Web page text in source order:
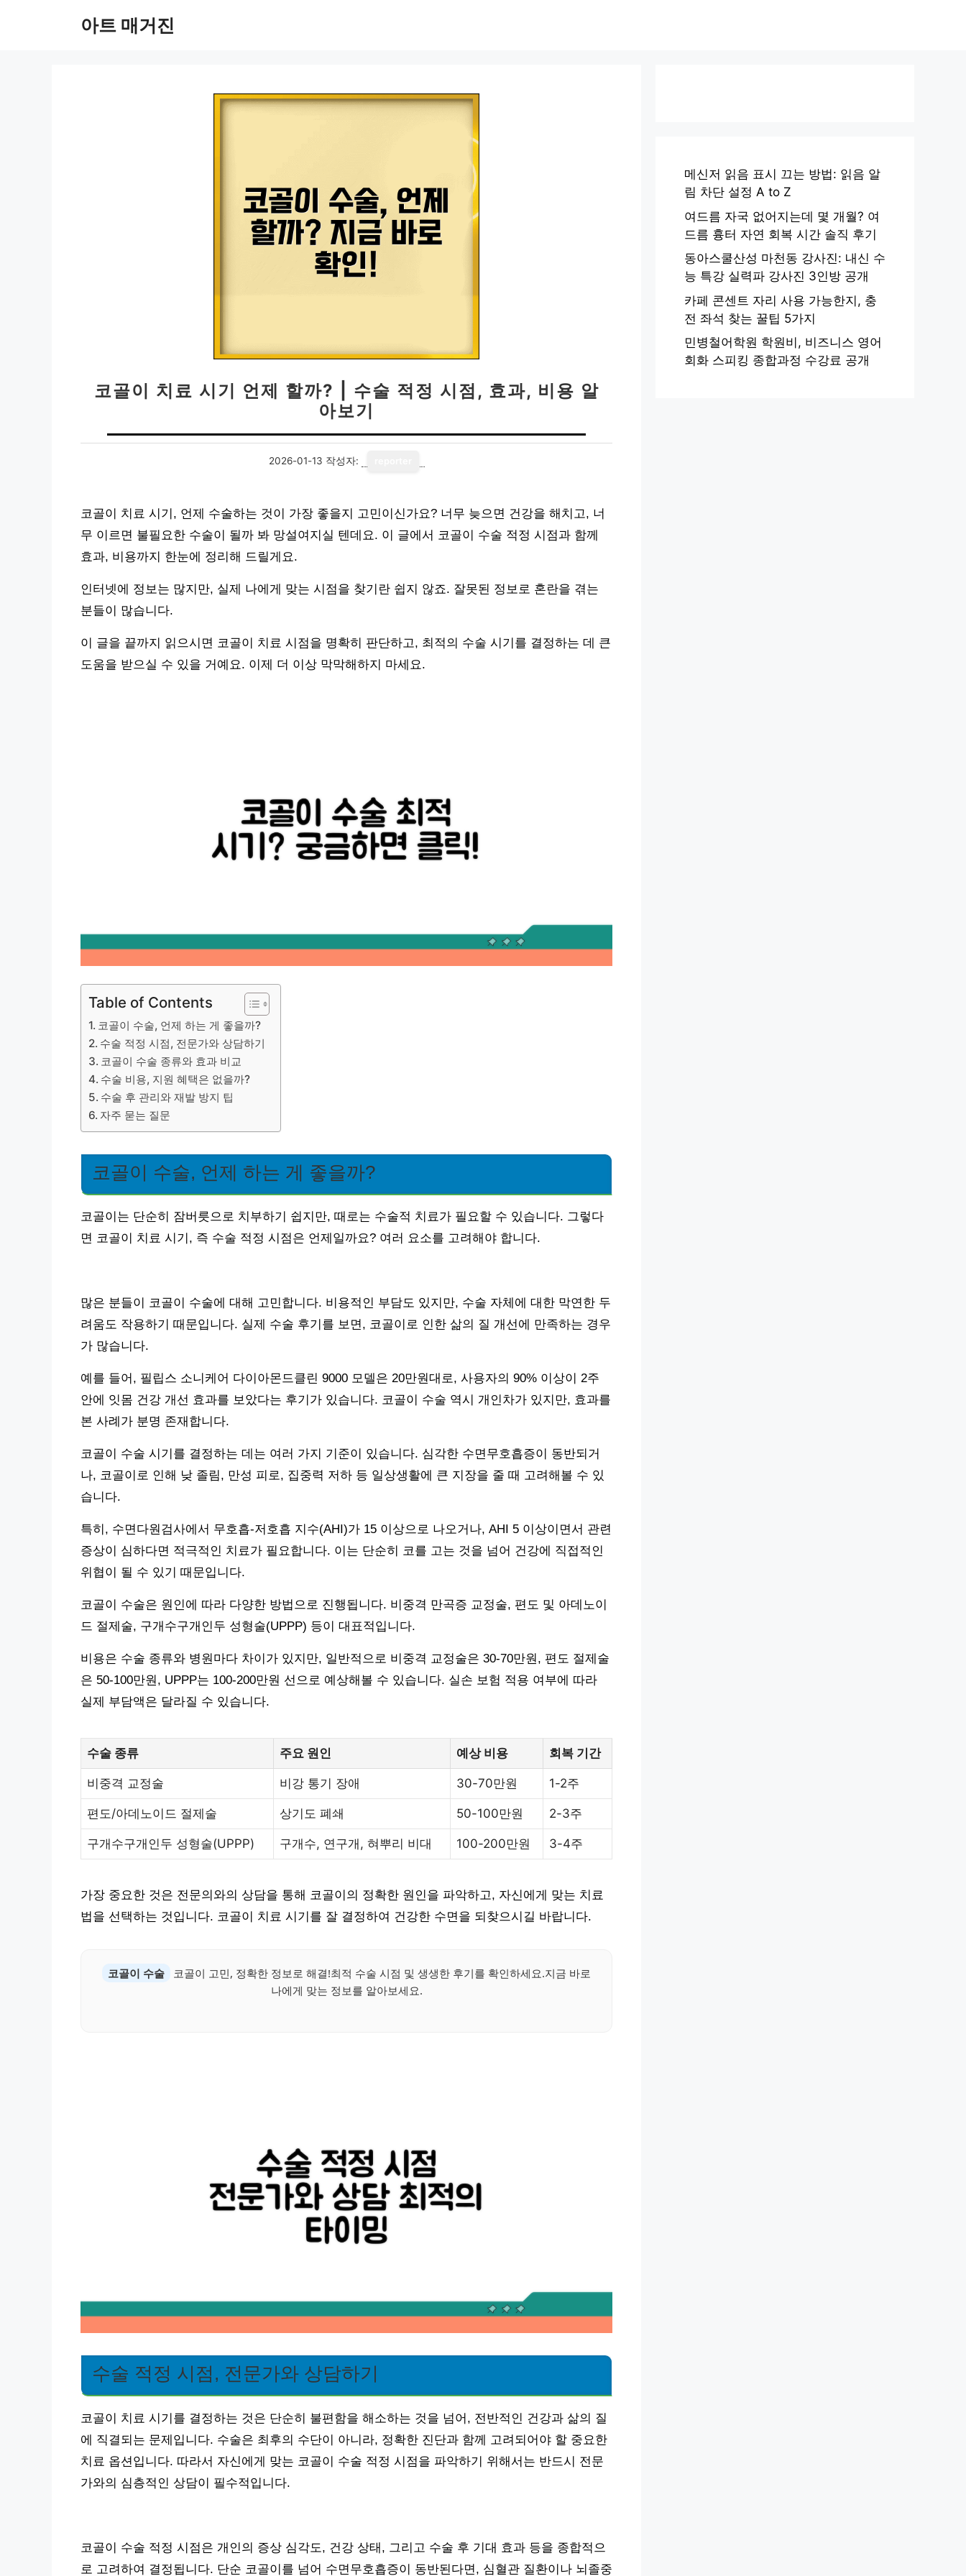
아트 매거진
코골이 치료 시기 언제 할까? | 수술 적정 시점, 효과, 비용 알
아보기
2026-01-13 작성자:
코골이 치료 시기, 언제 수술하는 것이 가장 좋을지 고민이신가요? 너무 늦으면 건강을 해치고, 너
무 이르면 불필요한 수술이 될까 봐 망설여지실 텐데요. 이 글에서 코골이 수술 적정 시점과 함께
효과, 비용까지 한눈에 정리해 드릴게요.
인터넷에 정보는 많지만, 실제 나에게 맞는 시점을 찾기란 쉽지 않죠. 잘못된 정보로 혼란을 겪는
분들이 많습니다.
이 글을 끝까지 읽으시면 코골이 치료 시점을 명확히 판단하고, 최적의 수술 시기를 결정하는 데 큰
도움을 받으실 수 있을 거예요. 이제 더 이상 막막해하지 마세요.
Table of Contents
코골이 수술, 언제 하는 게 좋을까?
수술 적정 시점, 전문가와 상담하기
코골이 수술 종류와 효과 비교
수술 비용, 지원 혜택은 없을까?
수술 후 관리와 재발 방지 팁
자주 묻는 질문
코골이 수술, 언제 하는 게 좋을까?
코골이는 단순히 잠버릇으로 치부하기 쉽지만, 때로는 수술적 치료가 필요할 수 있습니다. 그렇다
면 코골이 치료 시기, 즉 수술 적정 시점은 언제일까요? 여러 요소를 고려해야 합니다.
많은 분들이 코골이 수술에 대해 고민합니다. 비용적인 부담도 있지만, 수술 자체에 대한 막연한 두
려움도 작용하기 때문입니다. 실제 수술 후기를 보면, 코골이로 인한 삶의 질 개선에 만족하는 경우
가 많습니다.
예를 들어, 필립스 소니케어 다이아몬드클린 9000 모델은 20만원대로, 사용자의 90% 이상이 2주
안에 잇몸 건강 개선 효과를 보았다는 후기가 있습니다. 코골이 수술 역시 개인차가 있지만, 효과를
본 사례가 분명 존재합니다.
코골이 수술 시기를 결정하는 데는 여러 가지 기준이 있습니다. 심각한 수면무호흡증이 동반되거
나, 코골이로 인해 낮 졸림, 만성 피로, 집중력 저하 등 일상생활에 큰 지장을 줄 때 고려해볼 수 있
습니다.
특히, 수면다원검사에서 무호흡-저호흡 지수(AHI)가 15 이상으로 나오거나, AHI 5 이상이면서 관련
증상이 심하다면 적극적인 치료가 필요합니다. 이는 단순히 코를 고는 것을 넘어 건강에 직접적인
위협이 될 수 있기 때문입니다.
코골이 수술은 원인에 따라 다양한 방법으로 진행됩니다. 비중격 만곡증 교정술, 편도 및 아데노이
드 절제술, 구개수구개인두 성형술(UPPP) 등이 대표적입니다.
비용은 수술 종류와 병원마다 차이가 있지만, 일반적으로 비중격 교정술은 30-70만원, 편도 절제술
은 50-100만원, UPPP는 100-200만원 선으로 예상해볼 수 있습니다. 실손 보험 적용 여부에 따라
실제 부담액은 달라질 수 있습니다.
수술 종류 주요 원인 예상 비용 회복 기간
비중격 교정술 비강 통기 장애 30-70만원 1-2주
편도/아데노이드 절제술 상기도 폐쇄 50-100만원 2-3주
구개수구개인두 성형술(UPPP) 구개수, 연구개, 혀뿌리 비대 100-200만원 3-4주
가장 중요한 것은 전문의와의 상담을 통해 코골이의 정확한 원인을 파악하고, 자신에게 맞는 치료
법을 선택하는 것입니다. 코골이 치료 시기를 잘 결정하여 건강한 수면을 되찾으시길 바랍니다.
코골이 수술
코골이 고민, 정확한 정보로 해결!최적 수술 시점 및 생생한 후기를 확인하세요.지금 바로
나에게 맞는 정보를 알아보세요.
수술 적정 시점, 전문가와 상담하기
코골이 치료 시기를 결정하는 것은 단순히 불편함을 해소하는 것을 넘어, 전반적인 건강과 삶의 질
에 직결되는 문제입니다. 수술은 최후의 수단이 아니라, 정확한 진단과 함께 고려되어야 할 중요한
치료 옵션입니다. 따라서 자신에게 맞는 코골이 수술 적정 시점을 파악하기 위해서는 반드시 전문
가와의 심층적인 상담이 필수적입니다.
코골이 수술 적정 시점은 개인의 증상 심각도, 건강 상태, 그리고 수술 후 기대 효과 등을 종합적으
로 고려하여 결정됩니다. 단순 코골이를 넘어 수면무호흡증이 동반된다면, 심혈관 질환이나 뇌졸중
메신저 읽음 표시 끄는 방법: 읽음 알
림 차단 설정 A to Z
여드름 자국 없어지는데 몇 개월? 여
드름 흉터 자연 회복 시간 솔직 후기
동아스쿨산성 마천동 강사진: 내신 수
능 특강 실력파 강사진 3인방 공개
카페 콘센트 자리 사용 가능한지, 충
전 좌석 찾는 꿀팁 5가지
민병철어학원 학원비, 비즈니스 영어
회화 스피킹 종합과정 수강료 공개